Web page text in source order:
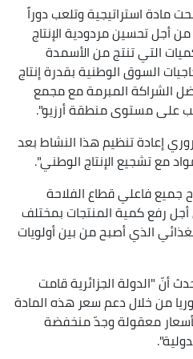
استراتيجية وتلعب دوراً
أجل تحسين مردودية الإنتاج
التي تنتج من الأسمدة
السوق الوطنية بقدرة إنتاج
الشراكة المبرمة مع مجمع
على مستوى منطقة أرزيو".
إعادة تنظيم هذا النشاط بعد
مع تشجيع الإنتاج الوطني".
فاعلي قطاع الفلاحة
رفع كمية المنتجات بمختلف
الذي أصبح من بين أولويات
"الدولة الجزائرية قامت
من خلال دعم سعر هذه المادة
معقولة وجدّ منخفضة